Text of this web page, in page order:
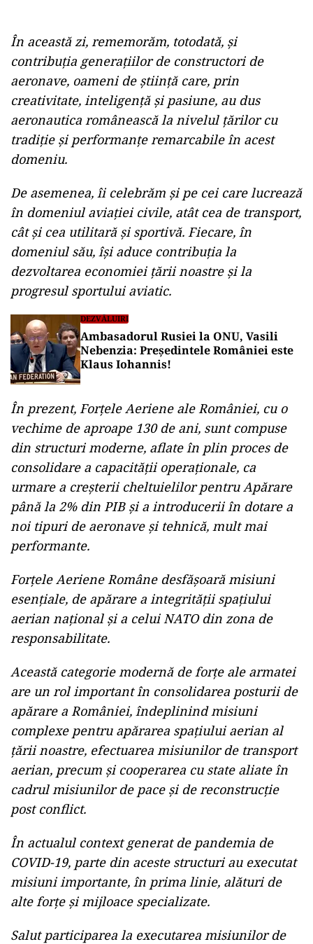
În această zi, rememorăm, totodată, și
contribuția generațiilor de constructori de
aeronave, oameni de știință care, prin
creativitate, inteligență și pasiune, au dus
aeronautica românească la nivelul țărilor cu
tradiție și performanțe remarcabile în acest
domeniu.
De asemenea, îi celebrăm și pe cei care lucrează
în domeniul aviației civile, atât cea de transport,
cât și cea utilitară și sportivă. Fiecare, în
domeniul său, își aduce contribuția la
dezvoltarea economiei țării noastre și la
progresul sportului aviatic.
DEZVĂLUIRI
Ambasadorul Rusiei la ONU, Vasili
Nebenzia: Președintele României este
Klaus Iohannis!
În prezent, Forțele Aeriene ale României, cu o
vechime de aproape 130 de ani, sunt compuse
din structuri moderne, aflate în plin proces de
consolidare a capacității operaționale, ca
urmare a creșterii cheltuielilor pentru Apărare
până la 2% din PIB și a introducerii în dotare a
noi tipuri de aeronave și tehnică, mult mai
performante.
Forțele Aeriene Române desfășoară misiuni
esențiale, de apărare a integrității spațiului
aerian național și a celui NATO din zona de
responsabilitate.
Această categorie modernă de forțe ale armatei
are un rol important în consolidarea posturii de
apărare a României, îndeplinind misiuni
complexe pentru apărarea spațiului aerian al
țării noastre, efectuarea misiunilor de transport
aerian, precum și cooperarea cu state aliate în
cadrul misiunilor de pace și de reconstrucție
post conflict.
În actualul context generat de pandemia de
COVID-19, parte din aceste structuri au executat
misiuni importante, în prima linie, alături de
alte forțe și mijloace specializate.
Salut participarea la executarea misiunilor de